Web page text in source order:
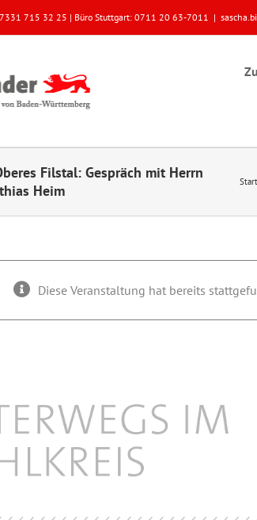
715 32 25 | Büro Stuttgart: 0711 20 63-7011 |
Filstal: Gespräch mit Herrn
Heim
Diese Veranstaltung hat bereits